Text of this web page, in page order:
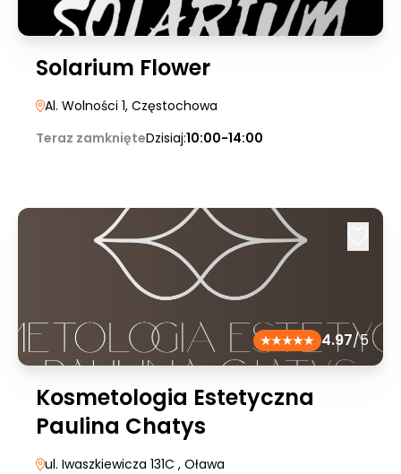
Solarium Flower
Al. Wolności 1, Częstochowa
Teraz zamknięteDzisiaj:10:00-14:00
4.97/5
Kosmetologia Estetyczna
Paulina Chatys
ul. Iwaszkiewicza 131C , Oława